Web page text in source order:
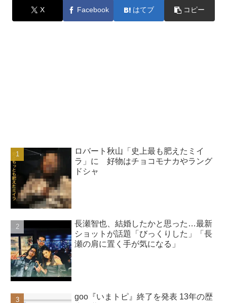
X Facebook はてブ コピー
ロバート秋山「史上最も肥えたミイ
ラ」に 好物はチョコモナカやラング
ドシャ
長瀬智也、結婚したかと思った…最新
ショットが話題「びっくりした」「長
瀬の肩に置く手が気になる」
goo『いまトピ』終了を発表 13年の歴